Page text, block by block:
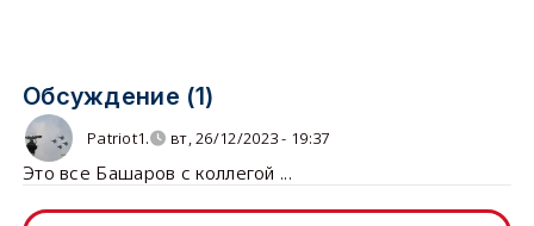
Обсуждение (1)
Patriot1. вт, 26/12/2023 - 19:37
Это все Башаров с коллегой ...